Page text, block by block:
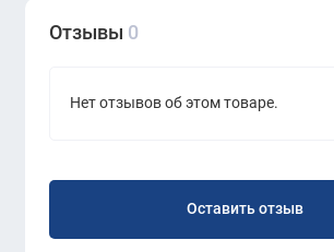
Отзывы 0
Нет отзывов об этом товаре.
Оставить отзыв